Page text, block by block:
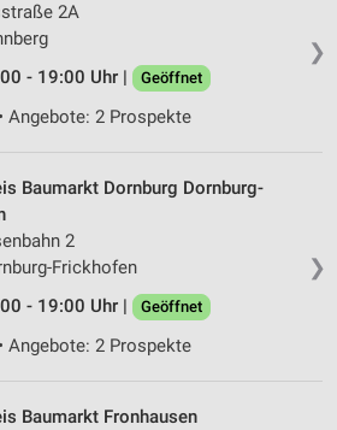
❯
2A
- 19:00 Uhr |
Geöffnet
Angebote: 2 Prospekte
❯
Baumarkt Dornburg Dornburg-
2
Frickhofen
- 19:00 Uhr |
Geöffnet
Angebote: 2 Prospekte
Baumarkt Fronhausen